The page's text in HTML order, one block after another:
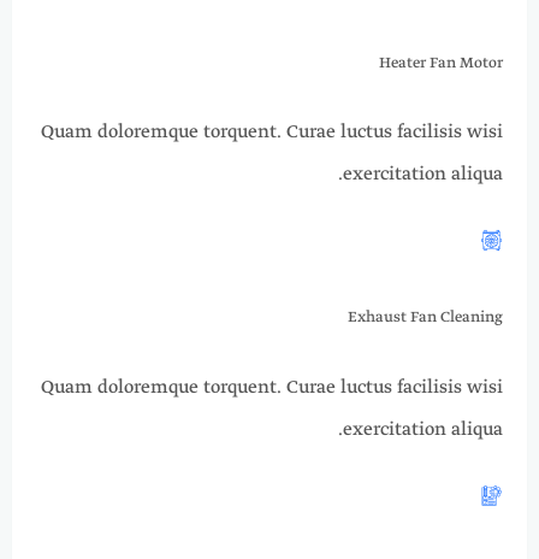
Heater Fan Motor
Quam doloremque torquent. Curae luctus facilisis wisi
exercitation aliqua.​​​
Exhaust Fan Cleaning
Quam doloremque torquent. Curae luctus facilisis wisi
exercitation aliqua.​​​